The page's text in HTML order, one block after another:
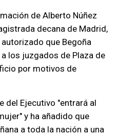
de Alberto Núñez
decana de Madrid,
que Begoña
los juzgados de Plaza de
por motivos de
del Ejecutivo "entrará al
y ha añadido que
a toda la nación a una